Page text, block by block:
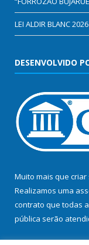
LEI ALDIR BLANC 2026
DESENVOLVIDO
Muito mais que criar
Realizamos uma
contrato que todas
pública serão